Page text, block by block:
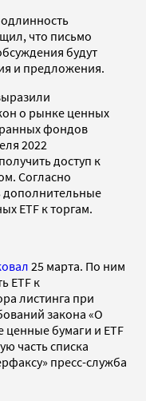
что письмо
будут
и предложения.
о рынке ценных
фондов
2022
доступ к
Согласно
дополнительные
ETF к торгам.
25 марта. По ним
ETF к
листинга при
закона «О
ценные бумаги и ETF
часть списка
пресс-служба